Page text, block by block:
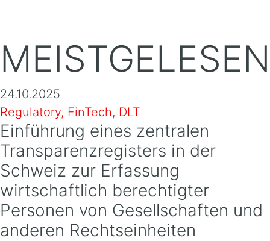
MEISTGELESEN
24.10.2025
Regulatory, FinTech, DLT
Einführung eines zentralen
Transparenzregisters in der
Schweiz zur Erfassung
wirtschaftlich berechtigter
Personen von Gesellschaften und
anderen Rechtseinheiten